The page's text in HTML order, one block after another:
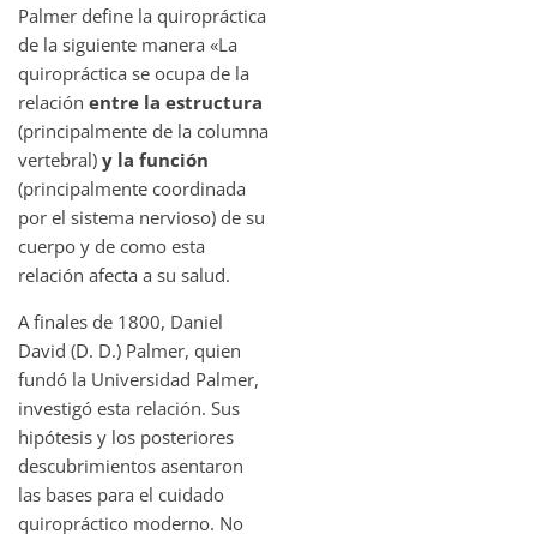
Palmer define la quiropráctica
de la siguiente manera «La
quiropráctica se ocupa de la
relación entre la estructura
(principalmente de la columna
vertebral) y la función
(principalmente coordinada
por el sistema nervioso) de su
cuerpo y de como esta
relación afecta a su salud.
A finales de 1800, Daniel
David (D. D.) Palmer, quien
fundó la Universidad Palmer,
investigó esta relación. Sus
hipótesis y los posteriores
descubrimientos asentaron
las bases para el cuidado
quiropráctico moderno. No